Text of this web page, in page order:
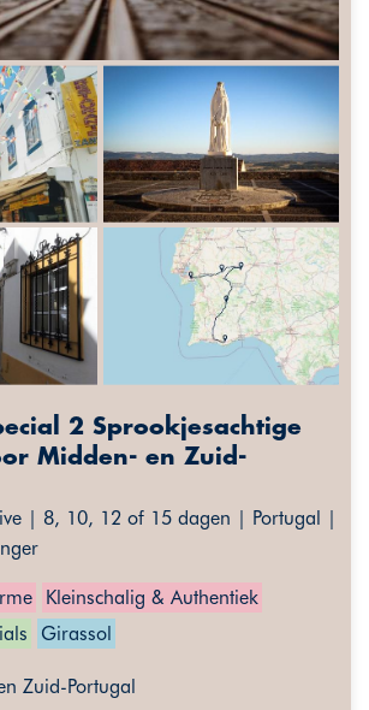
2 Sprookjesachtige
Midden- en Zuid-
| 8, 10, 12 of 15 dagen | Portugal |
Kleinschalig & Authentiek
Girassol
Zuid-Portugal